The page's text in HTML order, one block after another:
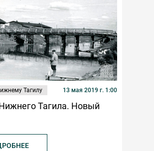
Тагилу 13 мая 2019 г. 1:00
Тагила. Новый